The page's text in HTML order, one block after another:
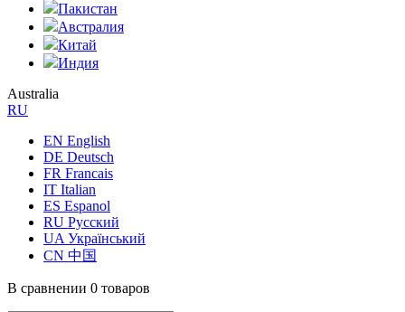
Пакистан
Австралия
Китай
Индия
Australia
RU
EN English
DE Deutsch
FR Francais
IT Italian
ES Espanol
RU Русский
UA Український
CN 中国
В сравнении 0 товаров